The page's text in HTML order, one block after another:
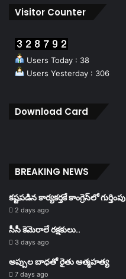
Visitor Counter
Users Today : 38
Users Yesterday : 306
Download Card
BREAKING NEWS
కష్టపడిన కార్యకర్తకే కాంగ్రెస్‌లో గుర్తింపు
2 days ago
సీసీ కెమెరాలే రక్షకులు..
3 days ago
అప్పుల బాధతో రైతు ఆత్మహత్య
7 days ago